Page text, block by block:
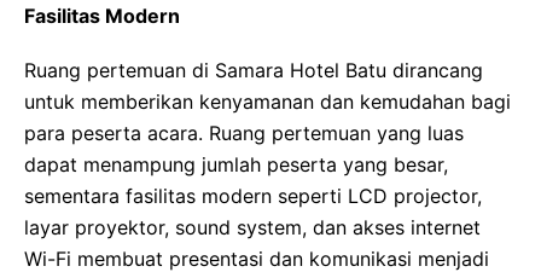
Fasilitas Modern
Ruang pertemuan di Samara Hotel Batu dirancang
untuk memberikan kenyamanan dan kemudahan bagi
para peserta acara. Ruang pertemuan yang luas
dapat menampung jumlah peserta yang besar,
sementara fasilitas modern seperti LCD projector,
layar proyektor, sound system, dan akses internet
Wi-Fi membuat presentasi dan komunikasi menjadi